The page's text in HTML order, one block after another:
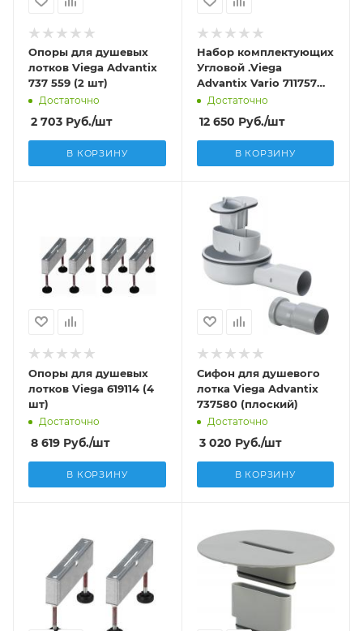
Опоры для душевых
лотков Viega Advantix
737 559 (2 шт)
Достаточно
2 703 Руб./шт
В КОРЗИНУ
Набор комплектующих
Угловой .Viega
Advantix Vario 711757
глянцевый
Достаточно
12 650 Руб./шт
В КОРЗИНУ
Опоры для душевых
лотков Viega 619114 (4
шт)
Достаточно
8 619 Руб./шт
В КОРЗИНУ
Сифон для душевого
лотка Viega Advantix
737580 (плоский)
Достаточно
3 020 Руб./шт
В КОРЗИНУ